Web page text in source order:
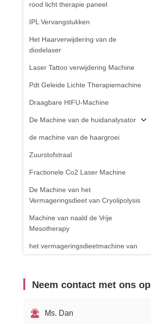
rood licht therapie paneel
IPL Vervangstukken
Het Haarverwijdering van de
diodelaser
Laser Tattoo verwijdering Machine
Pdt Geleide Lichte Therapiemachine
Draagbare HIFU-Machine
De Machine van de huidanalysator
de machine van de haargroei
Zuurstofstraal
Fractionele Co2 Laser Machine
De Machine van het
Vermageringsdieet van Cryolipolysis
Machine van naald de Vrije
Mesotherapy
het vermageringsdieetmachine van
het cavitatielichaam
spinader
Fysiotherapieapparaat
Neem contact met ons op
Ms. Dan